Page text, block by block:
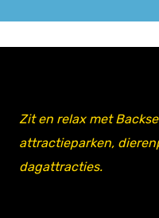
Zit en relax met
attractieparken,
dagattracties.